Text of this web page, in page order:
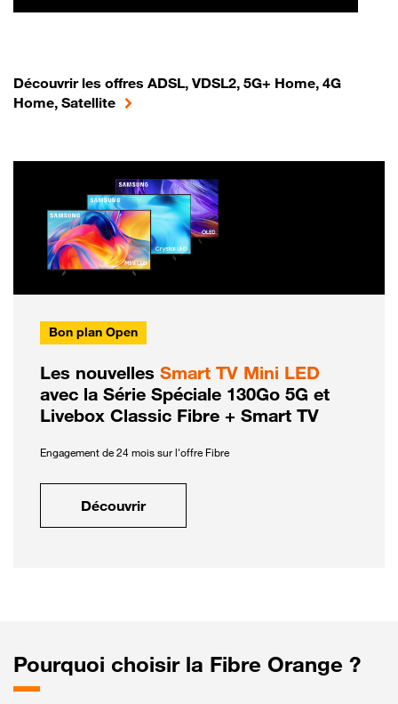
Découvrir les offres ADSL, VDSL2, 5G+ Home, 4G
Home, Satellite
Bon plan Open
Les nouvelles Smart TV Mini LED
avec la Série Spéciale 130Go 5G et
Livebox Classic Fibre + Smart TV
Engagement de 24 mois sur l'offre Fibre
Découvrir
Pourquoi choisir la Fibre Orange ?